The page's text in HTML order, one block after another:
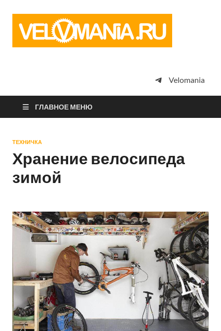
просто
Velomania
ГЛАВНОЕ МЕНЮ
ТЕХНИЧКА
Хранение велосипеда
зимой